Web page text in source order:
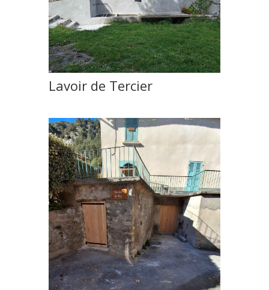
Lavoir de Tercier